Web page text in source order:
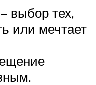
выбор тех,
или мечтает